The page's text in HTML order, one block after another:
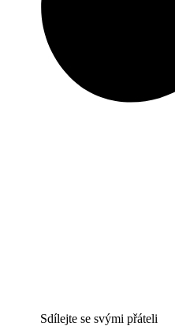
Sdílejte se svými přáteli